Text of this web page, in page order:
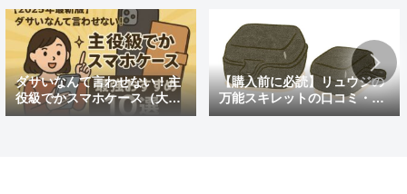
ダサいなんて言わせない！主
役級でかスマホケース（大き
めの）最強おすすめ10選
【購入前に必読】リュウジの
万能スキレットの口コミ・評
判まとめ｜後悔しないための